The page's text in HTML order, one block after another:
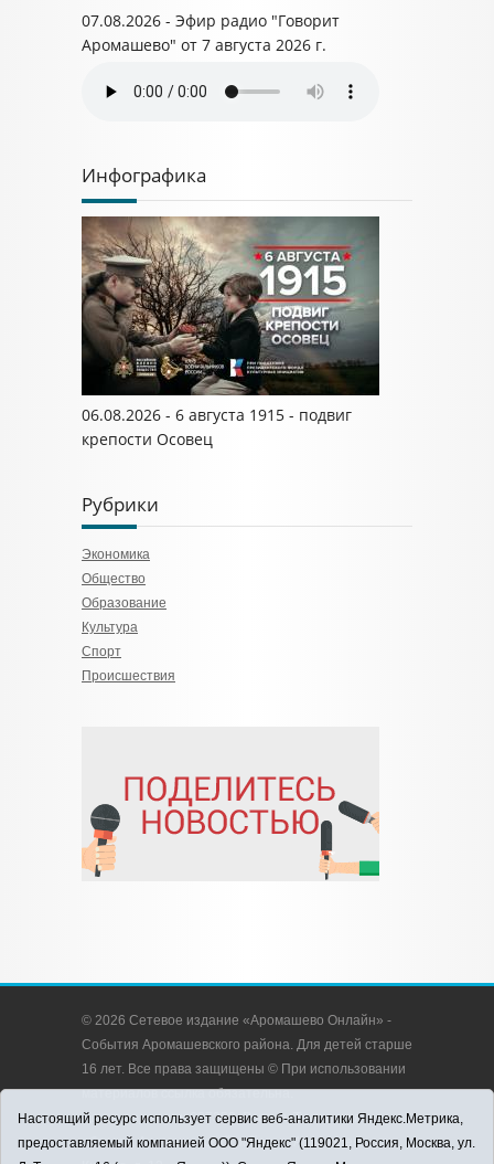
07.08.2026 - Эфир радио "Говорит
Аромашево" от 7 августа 2026 г.
Инфографика
06.08.2026 - 6 августа 1915 - подвиг
крепости Осовец
Рубрики
Экономика
Общество
Образование
Культура
Спорт
Происшествия
© 2026 Сетевое издание «Аромашево Онлайн» -
События Аромашевского района. Для детей старше
16 лет. Все права защищены © При использовании
материалов ссылка обязательна.
Адрес редакции: 627350, Россия, Тюменская
область, Аромашевский район, с. Аромашево, ул.
Настоящий ресурс использует сервис веб-аналитики Яндекс.Метрика,
предоставляемый компанией ООО "Яндекс" (119021, Россия, Москва, ул.